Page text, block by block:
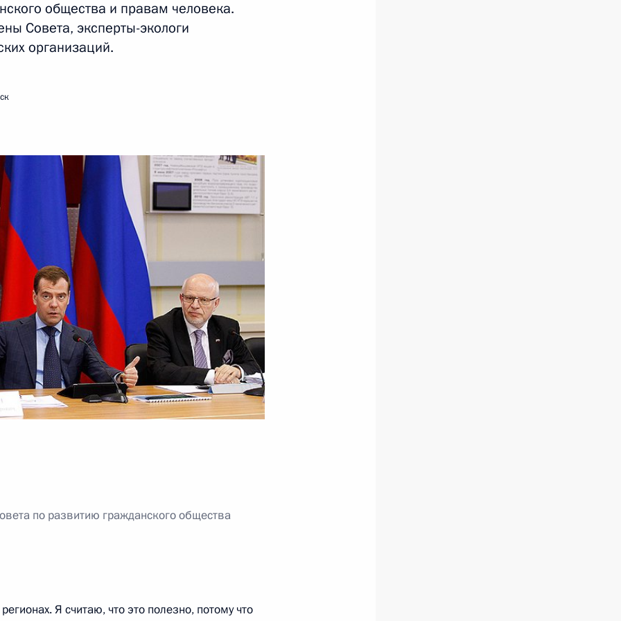
следующие материалы
области
центра
обороны
экономического
общества и правам человека.
Совета, эксперты-экологи
организаций.
по развитию гражданского общества
Я считаю, что это полезно, потому что